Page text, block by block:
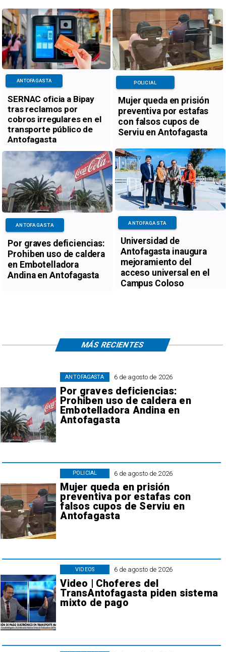
SERNAC oficia a Bipay
tras reclamos por
cobros irregulares en el
transporte público de
Antofagasta
ANTOFAGASTA
Mujer queda en prisión
preventiva por estafas
con falsos cupos de
Serviu en Antofagasta
POLICIAL
Por graves deficiencias:
Prohiben uso de caldera
en Embotelladora
Andina en Antofagasta
ANTOFAGASTA
Universidad de
Antofagasta inaugura
mejoramiento del
acceso universal en el
Campus Coloso
ANTOFAGASTA
6 de agosto de 2026
Por graves deficiencias:
Prohiben uso de caldera en
Embotelladora Andina en
Antofagasta
ANTOFAGASTA
6 de agosto de 2026
Mujer queda en prisión
preventiva por estafas con
falsos cupos de Serviu en
Antofagasta
POLICIAL
6 de agosto de 2026
Video | Choferes del
TransAntofagasta piden sistema
mixto de pago
VIDEOS
MÁS RECIENTES